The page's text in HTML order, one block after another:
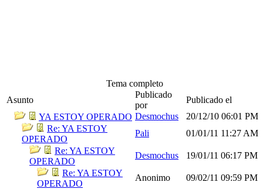
Tema completo
Asunto
Publicado
por
Publicado el
YA ESTOY OPERADO Desmochus 20/12/10 06:01 PM
Re: YA ESTOY
OPERADO
Pali 01/01/11 11:27 AM
Re: YA ESTOY
OPERADO
Desmochus 19/01/11 06:17 PM
Re: YA ESTOY
OPERADO
Anonimo 09/02/11 09:59 PM